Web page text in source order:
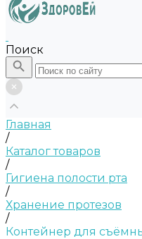
Поиск
Главная
/
Каталог товаров
/
Гигиена полости рта
/
Хранение протезов
/
Контейнер для